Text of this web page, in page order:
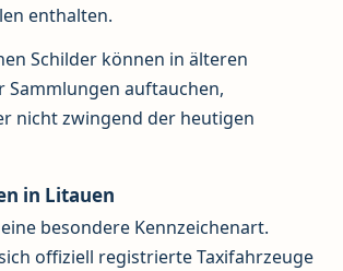
enthalten.
Schilder können in älteren
Sammlungen auftauchen,
nicht zwingend der heutigen
in Litauen
besondere Kennzeichenart.
offiziell registrierte Taxifahrzeuge